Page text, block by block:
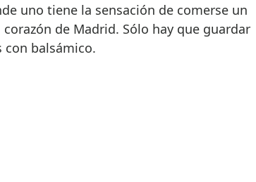
uno tiene la sensación de comerse un
de Madrid. Sólo hay que guardar
con balsámico.